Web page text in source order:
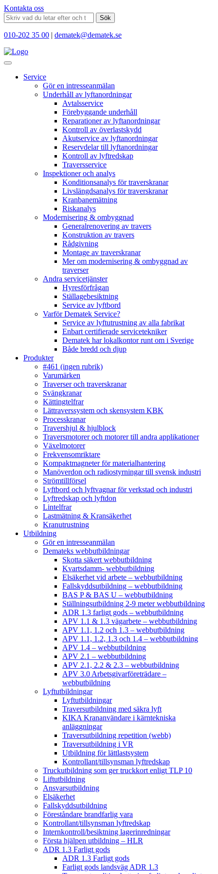
Kontakta oss
Sök
010-202 35 00 | dematek@dematek.se
Service
Gör en intresseanmälan
Underhåll av lyftanordningar
Avtalsservice
Förebyggande underhåll
Reparationer av lyftanordningar
Kontroll av överlastskydd
Akutservice av lyftanordningar
Reservdelar till lyftanordningar
Kontroll av lyftredskap
Traversservice
Inspektioner och analys
Konditionsanalys för traverskranar
Livslängdsanalys för traverskranar
Kranbanemätning
Riskanalys
Modernisering & ombyggnad
Generalrenovering av travers
Konstruktion av travers
Rådgivning
Montage av traverskranar
Mer om modernisering & ombyggnad av
traverser
Andra servicetjänster
Hyresförfrågan
Ställagebesiktning
Service av lyftbord
Varför Dematek Service?
Service av lyftutrustning av alla fabrikat
Enbart certifierade servicetekniker
Dematek har lokalkontor runt om i Sverige
Både bredd och djup
Produkter
#461 (ingen rubrik)
Varumärken
Traverser och traverskranar
Svängkranar
Kättingtelfrar
Lättraverssystem och skensystem KBK
Processkranar
Travershjul & hjulblock
Traversmotorer och motorer till andra applikationer
Växelmotorer
Frekvensomriktare
Kompaktmagneter för materialhantering
Manöverdon och radiostyrningar till svensk industri
Strömtillförsel
Lyftbord och lyftvagnar för verkstad och industri
Lyftredskap och lyftdon
Lintelfrar
Lastmätning & Kransäkerhet
Kranutrustning
Utbildning
Gör en intresseanmälan
Demateks webbutbildningar
Skotta säkert webbutbildning
Kvartsdamm- webbutbildning
Elsäkerhet vid arbete – webbutbildning
Fallskyddsutbildning – webbutbildning
BAS P & BAS U – webbutbildning
Ställningsutbildning 2-9 meter webbutbildning
ADR 1.3 farligt gods – webbutbildning
APV 1.1 & 1.3 vägarbete – webbutbildning
APV 1.1, 1.2 och 1.3 – webbutbildning
APV 1.1, 1.2, 1.3 och 1.4 – webbutbildning
APV 1.4 – webbutbildning
APV 2.1 – webbutbildning
APV 2.1, 2.2 & 2.3 – webbutbildning
APV 3.0 Arbetsgivarföreträdare –
webbutbildning
Lyftutbildningar
Lyftutbildningar
Traversutbildning med säkra lyft
KIKA Krananvändare i kärntekniska
anläggningar
Traversutbildning repetition (webb)
Traversutbildning i VR
Utbildning för lättlastsystem
Kontrollant/tillsynsman lyftredskap
Truckutbildning som ger truckkort enligt TLP 10
Liftutbildning
Ansvarsutbildning
Elsäkerhet
Fallskyddsutbildning
Föreståndare brandfarlig vara
Kontrollant/tillsynsman lyftredskap
Internkontroll/besiktning lagerinredningar
Första hjälpen utbildning – HLR
ADR 1.3 Farligt gods
ADR 1.3 Farligt gods
Farligt gods landsväg ADR 1.3